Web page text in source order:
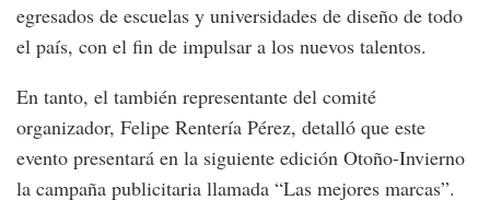
egresados de escuelas y universidades de diseño de todo
el país, con el fin de impulsar a los nuevos talentos.
En tanto, el también representante del comité
organizador, Felipe Rentería Pérez, detalló que este
evento presentará en la siguiente edición Otoño-Invierno
la campaña publicitaria llamada “Las mejores marcas”.